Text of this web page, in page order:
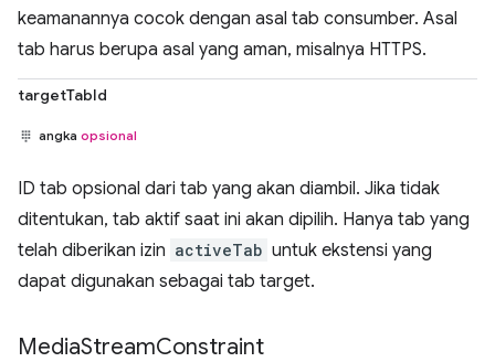
keamanannya cocok dengan asal tab consumber. Asal
tab harus berupa asal yang aman, misalnya HTTPS.
targetTabId
angka opsional
ID tab opsional dari tab yang akan diambil. Jika tidak
ditentukan, tab aktif saat ini akan dipilih. Hanya tab yang
telah diberikan izin activeTab untuk ekstensi yang
dapat digunakan sebagai tab target.
MediaStreamConstraint